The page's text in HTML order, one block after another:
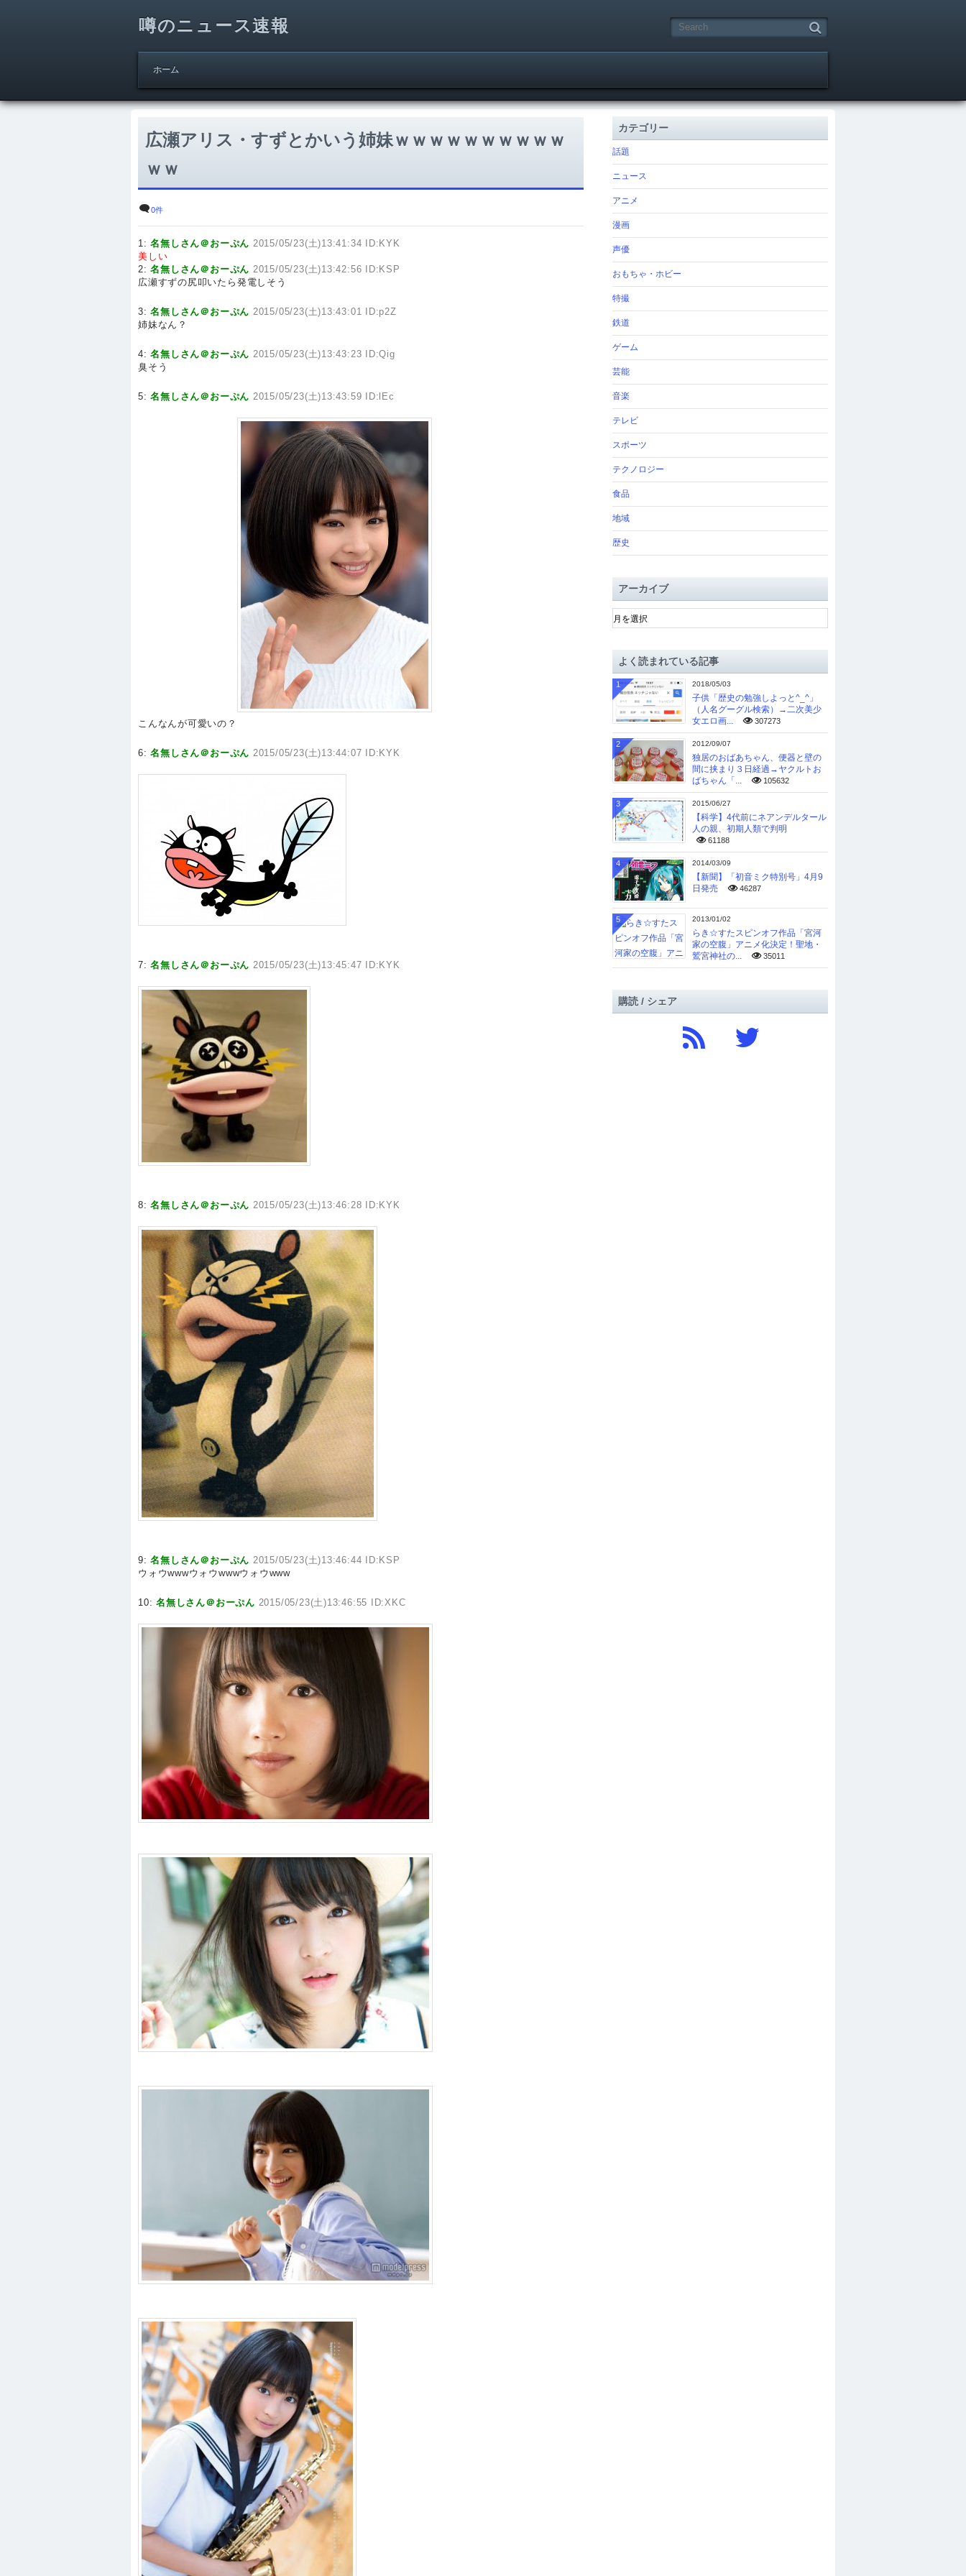
噂のニュース速報
ホーム
広瀬アリス・すずとかいう姉妹ｗｗｗｗｗｗｗｗｗｗ
ｗｗ
0件
1:名無しさん＠おーぷん 2015/05/23(土)13:41:34 ID:KYK
美しい
2:名無しさん＠おーぷん 2015/05/23(土)13:42:56 ID:KSP
広瀬すずの尻叩いたら発電しそう
3:名無しさん＠おーぷん 2015/05/23(土)13:43:01 ID:p2Z
姉妹なん？
4:名無しさん＠おーぷん 2015/05/23(土)13:43:23 ID:Qig
臭そう
5:名無しさん＠おーぷん 2015/05/23(土)13:43:59 ID:lEc
こんなんが可愛いの？
6:名無しさん＠おーぷん 2015/05/23(土)13:44:07 ID:KYK
7:名無しさん＠おーぷん 2015/05/23(土)13:45:47 ID:KYK
8:名無しさん＠おーぷん 2015/05/23(土)13:46:28 ID:KYK
9:名無しさん＠おーぷん 2015/05/23(土)13:46:44 ID:KSP
ウォウwwwウォウwwwウォウwww
10:名無しさん＠おーぷん 2015/05/23(土)13:46:55 ID:XKC
カテゴリー
話題
ニュース
アニメ
漫画
声優
おもちゃ・ホビー
特撮
鉄道
ゲーム
芸能
音楽
テレビ
スポーツ
テクノロジー
食品
地域
歴史
アーカイブ
ア
ー
ブよく読まれている記事
2018/05/03
子供「歴史の勉強しよっと^_^」
（人名グーグル検索）→二次美少
女エロ画...
307273
1
2012/09/07
独居のおばあちゃん、便器と壁の
間に挟まり３日経過→ヤクルトお
ばちゃん「...
105632
2
2015/06/27
【科学】4代前にネアンデルタール
人の親、初期人類で判明
61188
3
2014/03/09
【新聞】「初音ミク特別号」4月9
日発売
46287
4
2013/01/02
らき☆すたスピンオフ作品「宮河
家の空腹」アニメ化決定！聖地・
鷲宮神社の...
35011
5
購読 / シェア